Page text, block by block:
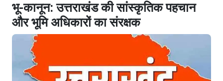
भू-कानून: उत्तराखंड की सांस्कृतिक पहचान
और भूमि अधिकारों का संरक्षक